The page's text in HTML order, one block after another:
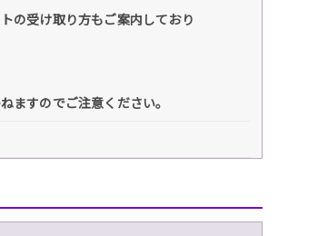
の受け取り方もご案内しており
ますのでご注意ください。